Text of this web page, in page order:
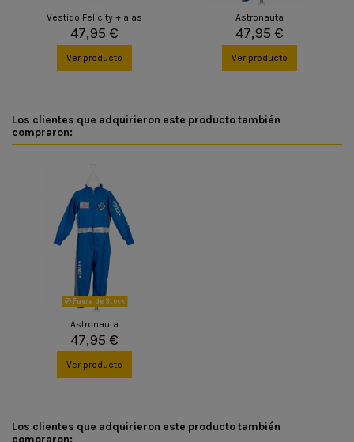
Vestido Felicity + alas
47,95 €
Ver producto
Astronauta
47,95 €
Ver producto
Los clientes que adquirieron este producto también
compraron:
Fuera de Stock
Astronauta
47,95 €
Ver producto
Los clientes que adquirieron este producto también
compraron: